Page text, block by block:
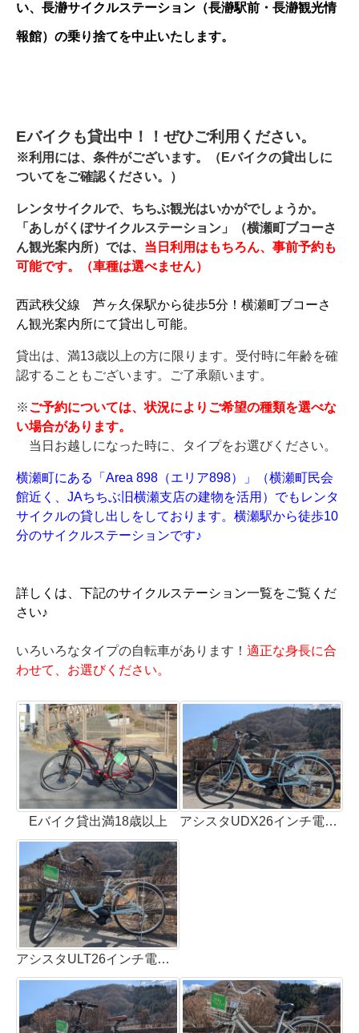
い、長瀞サイクルステーション（長瀞駅前・長瀞観光情
報館）の乗り捨てを中止いたします。
Eバイクも貸出中！！ぜひご利用ください。
※利用には、条件がございます。（Eバイクの貸出しに
ついてをご確認ください。）
レンタサイクルで、 ちちぶ観光はいかがでしょうか。
「あしがくぼサイクルステーション」（横瀬町ブコーさ
ん観光案内所）では、 当日利用はもちろん、事前予約も
可能です。（車種は選べません）
西武秩父線 芦ヶ久保駅から徒歩5分！横瀬町ブコーさ
ん観光案内所にて貸出し可能。
貸出は、 満13歳以上の方に限ります。受付時に年齢を確
認することもございます。ご了承願います。
※ご予約については、状況によりご希望の種類を選べな
い場合があります。
当日お越しになった時に、タイプをお選びください。
横瀬町にある「Area 898（エリア898）」（横瀬町民会
館近く、JAちちぶ旧横瀬支店の建物を活用）でもレンタ
サイクルの貸し出しをしております。横瀬駅から徒歩10
分のサイクルステーションです♪
詳しくは、下記のサイクルステーション一覧をご覧くだ
さい♪
いろいろなタイプの自転車があります！ 適正な身長に合
わせて、お選びください。
Eバイク貸出満18歳以上 アシスタUDX26インチ電動自転車(2台）乗車可能最低身長135㎝
アシスタULT26インチ電動自転車(2台）乗車可能最低身長135㎝